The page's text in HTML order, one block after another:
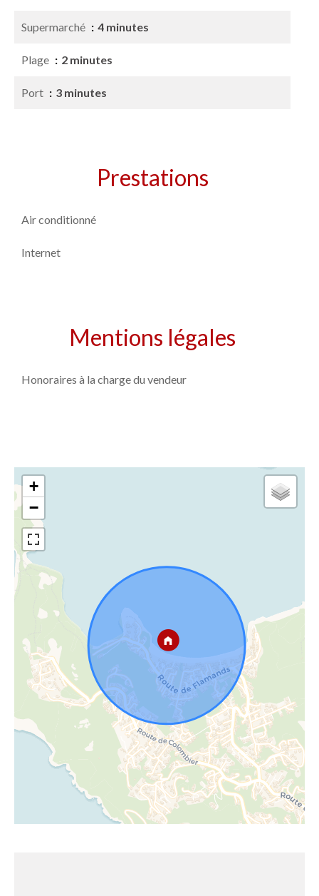
Supermarché 4 minutes
Plage 2 minutes
Port 3 minutes
Prestations
Air conditionné
Internet
Mentions légales
Honoraires à la charge du vendeur
+
−